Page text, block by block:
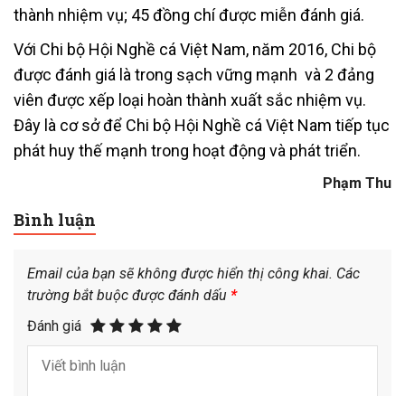
thành nhiệm vụ; 45 đồng chí được miễn đánh giá.
Với Chi bộ Hội Nghề cá Việt Nam, năm 2016, Chi bộ
được đánh giá là trong sạch vững mạnh và 2 đảng
viên được xếp loại hoàn thành xuất sắc nhiệm vụ.
Đây là cơ sở để Chi bộ Hội Nghề cá Việt Nam tiếp tục
phát huy thế mạnh trong hoạt động và phát triển.
Phạm Thu
Bình luận
Email của bạn sẽ không được hiển thị công khai. Các
trường bắt buộc được đánh dấu *
Đánh giá